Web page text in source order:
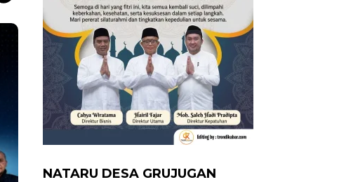
NATARU DESA GRUJUGAN